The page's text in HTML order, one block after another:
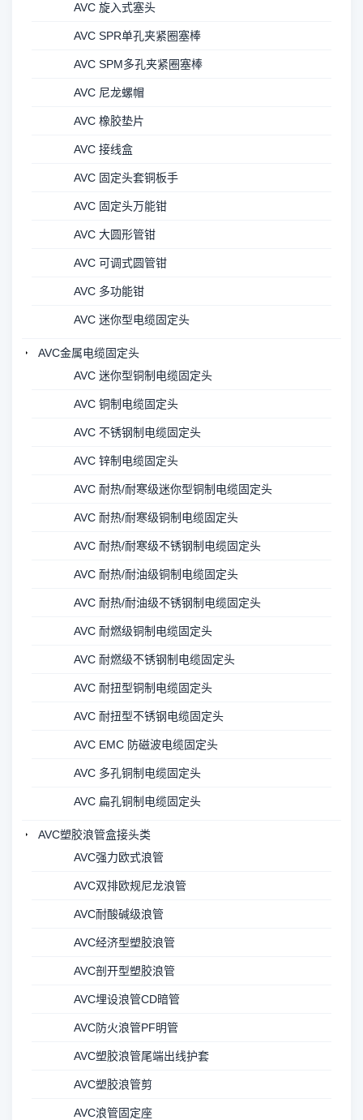
AVC 旋入式塞头
AVC SPR单孔夹紧圈塞棒
AVC SPM多孔夹紧圈塞棒
AVC 尼龙螺帽
AVC 橡胶垫片
AVC 接线盒
AVC 固定头套铜板手
AVC 固定头万能钳
AVC 大圆形管钳
AVC 可调式圆管钳
AVC 多功能钳
AVC 迷你型电缆固定头
AVC金属电缆固定头
AVC 迷你型铜制电缆固定头
AVC 铜制电缆固定头
AVC 不锈钢制电缆固定头
AVC 锌制电缆固定头
AVC 耐热/耐寒级迷你型铜制电缆固定头
AVC 耐热/耐寒级铜制电缆固定头
AVC 耐热/耐寒级不锈钢制电缆固定头
AVC 耐热/耐油级铜制电缆固定头
AVC 耐热/耐油级不锈钢制电缆固定头
AVC 耐燃级铜制电缆固定头
AVC 耐燃级不锈钢制电缆固定头
AVC 耐扭型铜制电缆固定头
AVC 耐扭型不锈钢电缆固定头
AVC EMC 防磁波电缆固定头
AVC 多孔铜制电缆固定头
AVC 扁孔铜制电缆固定头
AVC塑胶浪管盒接头类
AVC强力欧式浪管
AVC双排欧规尼龙浪管
AVC耐酸碱级浪管
AVC经济型塑胶浪管
AVC剖开型塑胶浪管
AVC埋设浪管CD暗管
AVC防火浪管PF明管
AVC塑胶浪管尾端出线护套
AVC塑胶浪管剪
AVC浪管固定座